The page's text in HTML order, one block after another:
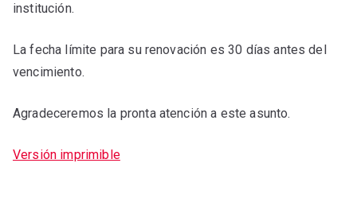
institución.
La fecha límite para su renovación es 30 días antes del
vencimiento.
Agradeceremos la pronta atención a este asunto.
Versión imprimible